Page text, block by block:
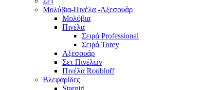
Μολύβια-Πινέλα -Αξεσουάρ
Μολύβια
Πινέλα
Σειρά Professional
Σειρά Torey
Αξεσουάρ
Σετ Πινέλων
Πινέλα Roubloff
Βλεφαρίδες
Stargirl